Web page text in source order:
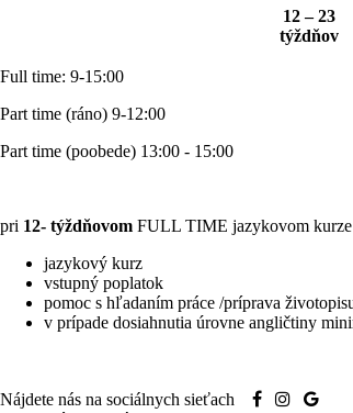
12 – 23
týždňov
Full time: 9-15:00
Part time (ráno) 9-12:00
Part time (poobede) 13:00 - 15:00
pri 12- týždňovom FULL TIME jazykovom kurze
jazykový kurz
vstupný poplatok
pomoc s hľadaním práce /príprava
v prípade dosiahnutia úrovne angličtiny
Nájdete nás na sociálnych sieťach